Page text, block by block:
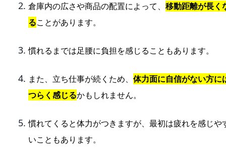
倉庫内の広さや商品の配置によって、 移動距離が長く
ることがあります。
慣れるまでは足腰に負担を感じることもあります。
また、立ち仕事が続くため、 体力面に自信がない方に
つらく感じるかもしれません。
慣れてくると体力がつきますが、最初は疲れを感じや
いこともあります。